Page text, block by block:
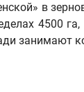
в
4500
занимают